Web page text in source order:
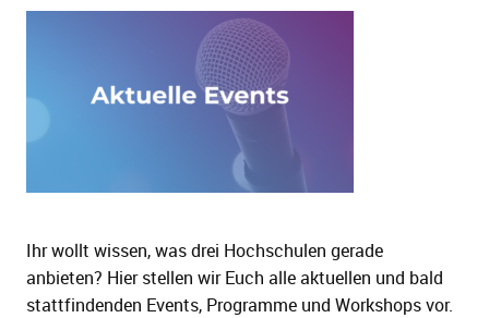
Ihr wollt wissen, was drei Hochschulen gerade
anbieten? Hier stellen wir Euch alle aktuellen und bald
stattfindenden Events, Programme und Workshops vor.